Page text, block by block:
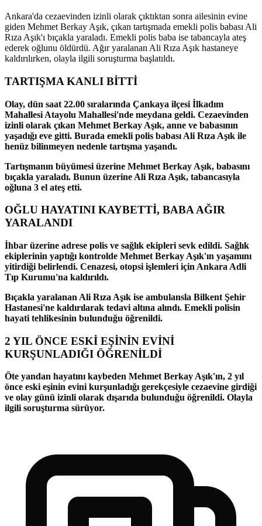
Ankara'da cezaevinden izinli olarak çıktıktan sonra ailesinin evine
giden Mehmet Berkay Aşık, çıkan tartışmada emekli polis babası Ali
Rıza Aşık'ı bıçakla yaraladı. Emekli polis baba ise tabancayla ateş
ederek oğlunu öldürdü. Ağır yaralanan Ali Rıza Aşık hastaneye
kaldırılırken, olayla ilgili soruşturma başlatıldı.
TARTIŞMA KANLI BİTTİ
Olay, dün saat 22.00 sıralarında Çankaya ilçesi İlkadım
Mahallesi Atayolu Mahallesi'nde meydana geldi. Cezaevinden
izinli olarak çıkan Mehmet Berkay Aşık, anne ve babasının
yaşadığı eve gitti. Burada emekli polis babası Ali Rıza Aşık ile
henüz bilinmeyen nedenle tartışma yaşandı.
Tartışmanın büyümesi üzerine Mehmet Berkay Aşık, babasını
bıçakla yaraladı. Bunun üzerine Ali Rıza Aşık, tabancasıyla
oğluna 3 el ateş etti.
OĞLU HAYATINI KAYBETTİ, BABA AĞIR
YARALANDI
İhbar üzerine adrese polis ve sağlık ekipleri sevk edildi. Sağlık
ekiplerinin yaptığı kontrolde Mehmet Berkay Aşık'ın yaşamını
yitirdiği belirlendi. Cenazesi, otopsi işlemleri için Ankara Adli
Tıp Kurumu'na kaldırıldı.
Bıçakla yaralanan Ali Rıza Aşık ise ambulansla Bilkent Şehir
Hastanesi'ne kaldırılarak tedavi altına alındı. Emekli polisin
hayati tehlikesinin bulunduğu öğrenildi.
2 YIL ÖNCE ESKİ EŞİNİN EVİNİ
KURŞUNLADIĞI ÖĞRENİLDİ
Öte yandan hayatını kaybeden Mehmet Berkay Aşık'ın, 2 yıl
önce eski eşinin evini kurşunladığı gerekçesiyle cezaevine girdiği
ve olay günü izinli olarak dışarıda bulunduğu öğrenildi. Olayla
ilgili soruşturma sürüyor.